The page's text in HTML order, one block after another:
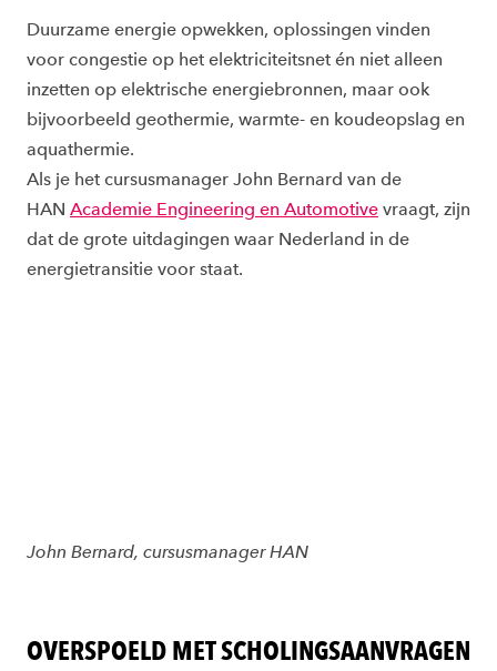
Duurzame energie opwekken, oplossingen vinden
voor congestie op het elektriciteitsnet én niet alleen
inzetten op elektrische energiebronnen, maar ook
bijvoorbeeld geothermie, warmte- en koudeopslag en
aquathermie.
Als je het cursusmanager John Bernard van de
HAN Academie Engineering en Automotive vraagt, zijn
dat de grote uitdagingen waar Nederland in de
energietransitie voor staat.
John Bernard, cursusmanager HAN
OVERSPOELD MET SCHOLINGSAANVRAGEN